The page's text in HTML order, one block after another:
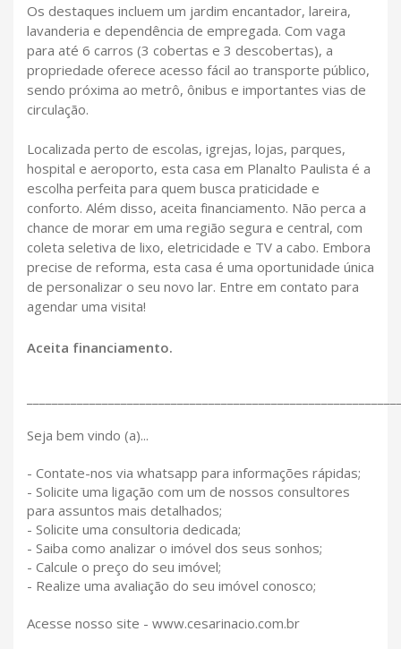
Os destaques incluem um jardim encantador, lareira,
lavanderia e dependência de empregada. Com vaga
para até 6 carros (3 cobertas e 3 descobertas), a
propriedade oferece acesso fácil ao transporte público,
sendo próxima ao metrô, ônibus e importantes vias de
circulação.
Localizada perto de escolas, igrejas, lojas, parques,
hospital e aeroporto, esta casa em Planalto Paulista é a
escolha perfeita para quem busca praticidade e
conforto. Além disso, aceita financiamento. Não perca a
chance de morar em uma região segura e central, com
coleta seletiva de lixo, eletricidade e TV a cabo. Embora
precise de reforma, esta casa é uma oportunidade única
de personalizar o seu novo lar. Entre em contato para
agendar uma visita!
Aceita financiamento.
Seja bem vindo (a)...
- Contate-nos via whatsapp para informações rápidas;
- Solicite uma ligação com um de nossos consultores
para assuntos mais detalhados;
- Solicite uma consultoria dedicada;
- Saiba como analizar o imóvel dos seus sonhos;
- Calcule o preço do seu imóvel;
- Realize uma avaliação do seu imóvel conosco;
Acesse nosso site - www.cesarinacio.com.br